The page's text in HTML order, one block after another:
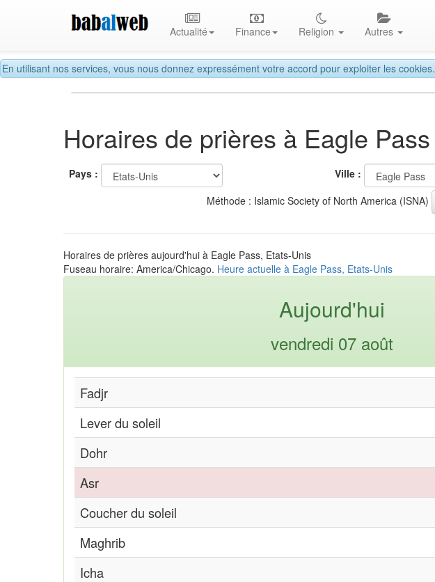
En utilisant nos services, vous nous donnez expressément votre accord pour exploiter les cookies.
Actualité Finance Religion Autres
Horaires de prières à Eagle Pass
Pays :
Ville :
Méthode : Islamic Society of North America (ISNA)
Horaires de prières aujourd'hui à Eagle Pass, Etats-Unis
Fuseau horaire: America/Chicago. Heure actuelle à Eagle Pass, Etats-Unis
Aujourd'hui
vendredi 07 août
Fadjr
Lever du soleil
Dohr
Asr
Coucher du soleil
Maghrib
Icha